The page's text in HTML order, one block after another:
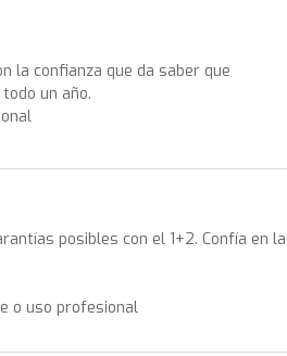
la confianza que da saber que
un año.
posibles con el 1+2. Confía en la
o uso profesional